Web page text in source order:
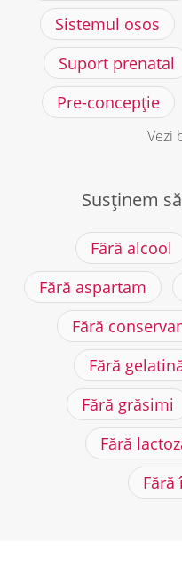
Sistemul osos
Suport prenatal
Pre-concepție
Vezi
Susținem
Fără alcool
Fără aspartam
Fără
Fără
Fără grăsimi
Fără